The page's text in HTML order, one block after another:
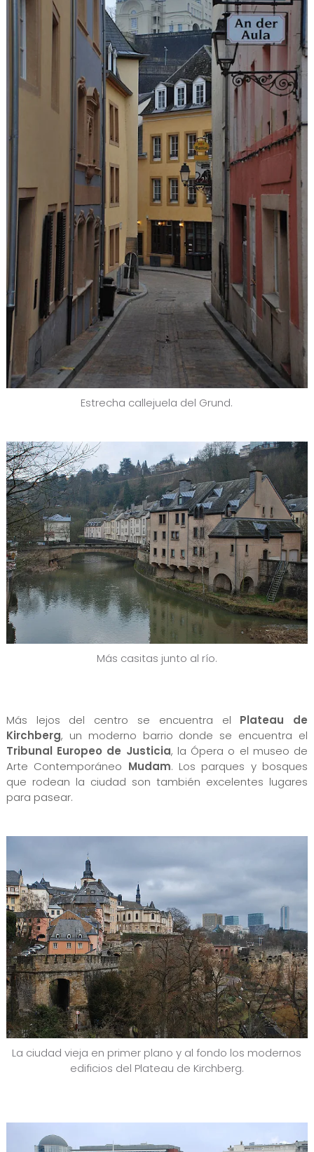
Estrecha callejuela del Grund.
Más casitas junto al río.
Más lejos del centro se encuentra el Plateau de
Kirchberg, un moderno barrio donde se encuentra el
Tribunal Europeo de Justicia, la Ópera o el museo de
Arte Contemporáneo Mudam. Los parques y bosques
que rodean la ciudad son también excelentes lugares
para pasear.
La ciudad vieja en primer plano y al fondo los modernos
edificios del Plateau de Kirchberg.